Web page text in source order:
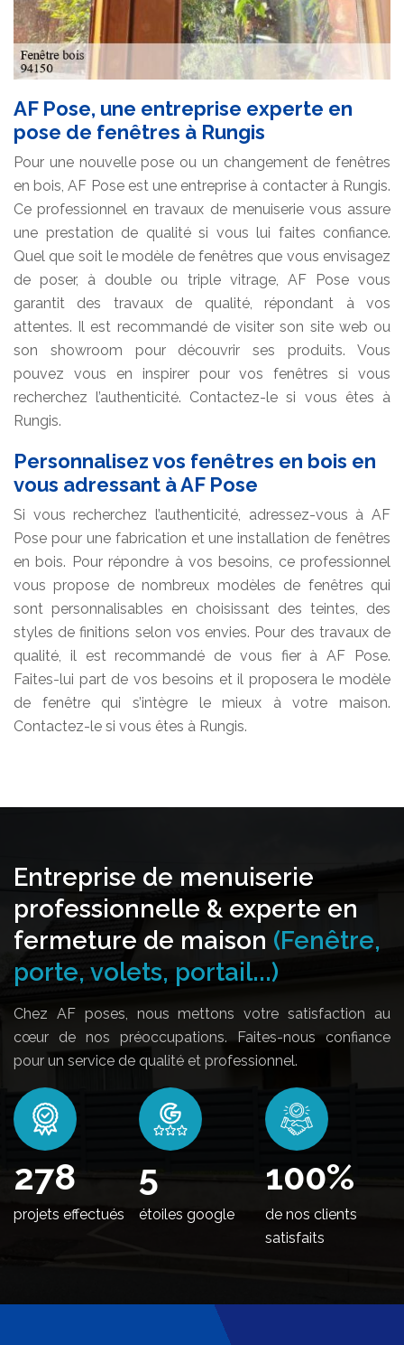
AF Pose, une entreprise experte en
pose de fenêtres à Rungis
Pour une nouvelle pose ou un changement de fenêtres
en bois, AF Pose est une entreprise à contacter à Rungis.
Ce professionnel en travaux de menuiserie vous assure
une prestation de qualité si vous lui faites confiance.
Quel que soit le modèle de fenêtres que vous envisagez
de poser, à double ou triple vitrage, AF Pose vous
garantit des travaux de qualité, répondant à vos
attentes. Il est recommandé de visiter son site web ou
son showroom pour découvrir ses produits. Vous
pouvez vous en inspirer pour vos fenêtres si vous
recherchez l’authenticité. Contactez-le si vous êtes à
Rungis.
Personnalisez vos fenêtres en bois en
vous adressant à AF Pose
Si vous recherchez l’authenticité, adressez-vous à AF
Pose pour une fabrication et une installation de fenêtres
en bois. Pour répondre à vos besoins, ce professionnel
vous propose de nombreux modèles de fenêtres qui
sont personnalisables en choisissant des teintes, des
styles de finitions selon vos envies. Pour des travaux de
qualité, il est recommandé de vous fier à AF Pose.
Faites-lui part de vos besoins et il proposera le modèle
de fenêtre qui s’intègre le mieux à votre maison.
Contactez-le si vous êtes à Rungis.
Entreprise de menuiserie
professionnelle & experte en
fermeture de maison (Fenêtre,
porte, volets, portail...)
Chez AF poses, nous mettons votre satisfaction au
cœur de nos préoccupations. Faites-nous confiance
pour un service de qualité et professionnel.
342
projets effectués
5
étoiles google
100%
de nos clients
satisfaits